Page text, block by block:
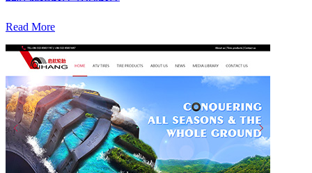
Read More